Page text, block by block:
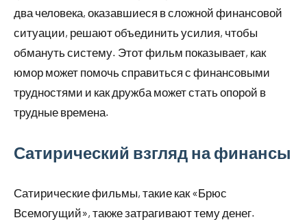
два человека, оказавшиеся в сложной финансовой
ситуации, решают объединить усилия, чтобы
обмануть систему. Этот фильм показывает, как
юмор может помочь справиться с финансовыми
трудностями и как дружба может стать опорой в
трудные времена.
Сатирический взгляд на финансы
Сатирические фильмы, такие как «Брюс
Всемогущий», также затрагивают тему денег.